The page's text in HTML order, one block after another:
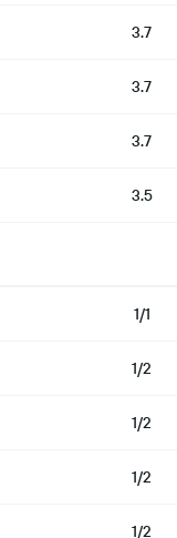
3.7
3.7
3.7
3.5
1/1
1/2
1/2
1/2
1/2